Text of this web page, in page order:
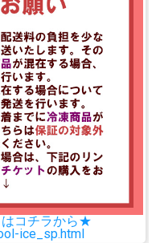
コチラから★
ice_sp.html